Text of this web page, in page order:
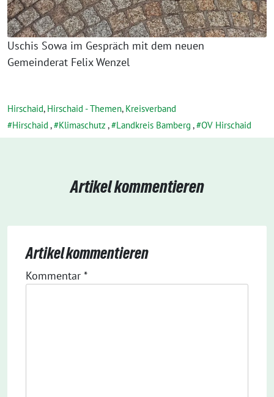
Uschis Sowa im Gespräch mit dem neuen
Gemeinderat Felix Wenzel
Hirschaid, Hirschaid - Themen, Kreisverband
Hirschaid , Klimaschutz , Landkreis Bamberg , OV Hirschaid
Artikel kommentieren
Artikel kommentieren
Kommentar *